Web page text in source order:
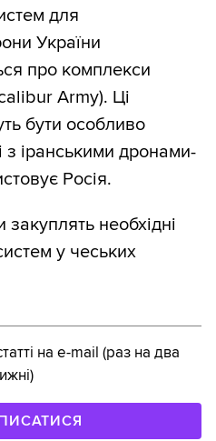
для
України
про комплекси
Army). Ці
бути особливо
з іранськими дронами-
Росія.
необхідні
у чеських
на e-mail (раз на два